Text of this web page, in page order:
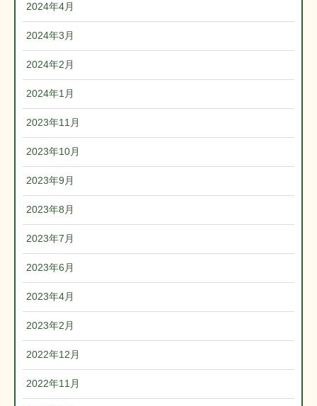
2024年4月
2024年3月
2024年2月
2024年1月
2023年11月
2023年10月
2023年9月
2023年8月
2023年7月
2023年6月
2023年4月
2023年2月
2022年12月
2022年11月